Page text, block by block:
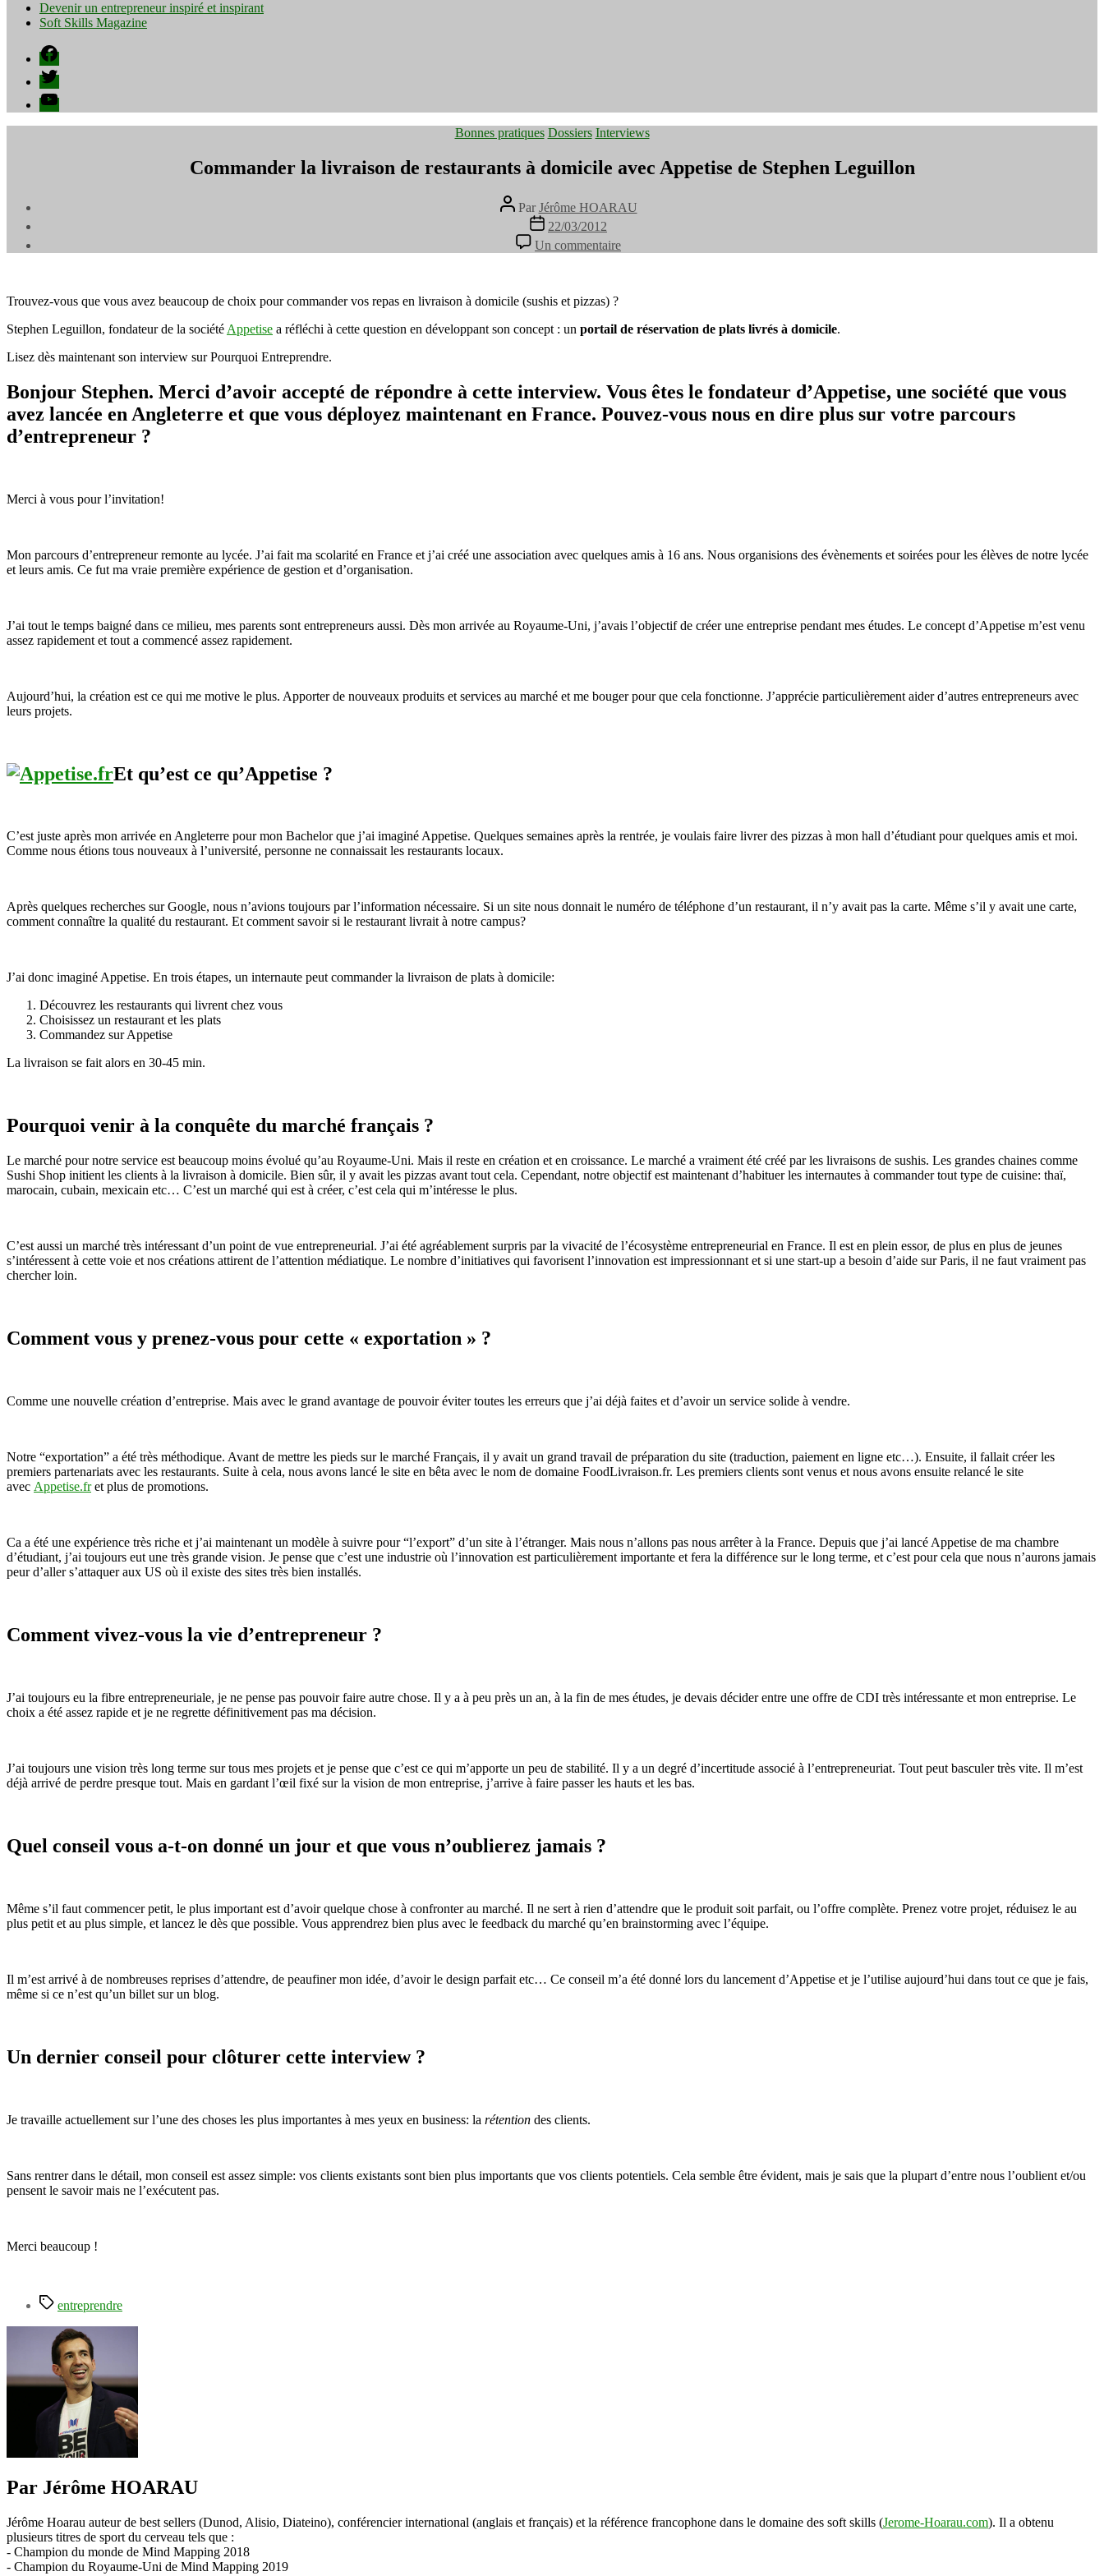
Devenir un entrepreneur inspiré et inspirant
Soft Skills Magazine
Facebook
Twitter
YouTube
Catégories
Bonnes pratiques Dossiers Interviews
Commander la livraison de restaurants à domicile avec Appetise de Stephen Leguillon
Auteur
de
l’article
Par Jérôme HOARAU
Date
de
l’article
22/03/2012
Un commentaire
Commander
à
de
Stephen
Leguillon
Trouvez-vous que vous avez beaucoup de choix pour commander vos repas en livraison à domicile (sushis et pizzas) ?
Stephen Leguillon, fondateur de la société Appetise a réfléchi à cette question en développant son concept : un portail de réservation de plats livrés à domicile.
Lisez dès maintenant son interview sur Pourquoi Entreprendre.
Bonjour Stephen. Merci d’avoir accepté de répondre à cette interview. Vous êtes le fondateur d’Appetise, une société que vous
avez lancée en Angleterre et que vous déployez maintenant en France. Pouvez-vous nous en dire plus sur votre parcours
d’entrepreneur ?
Merci à vous pour l’invitation!
Mon parcours d’entrepreneur remonte au lycée. J’ai fait ma scolarité en France et j’ai créé une association avec quelques amis à 16 ans. Nous organisions des évènements et soirées pour les élèves de notre lycée
et leurs amis. Ce fut ma vraie première expérience de gestion et d’organisation.
J’ai tout le temps baigné dans ce milieu, mes parents sont entrepreneurs aussi. Dès mon arrivée au Royaume-Uni, j’avais l’objectif de créer une entreprise pendant mes études. Le concept d’Appetise m’est venu
assez rapidement et tout a commencé assez rapidement.
Aujourd’hui, la création est ce qui me motive le plus. Apporter de nouveaux produits et services au marché et me bouger pour que cela fonctionne. J’apprécie particulièrement aider d’autres entrepreneurs avec
leurs projets.
Et qu’est ce qu’Appetise ?
C’est juste après mon arrivée en Angleterre pour mon Bachelor que j’ai imaginé Appetise. Quelques semaines après la rentrée, je voulais faire livrer des pizzas à mon hall d’étudiant pour quelques amis et moi.
Comme nous étions tous nouveaux à l’université, personne ne connaissait les restaurants locaux.
Après quelques recherches sur Google, nous n’avions toujours par l’information nécessaire. Si un site nous donnait le numéro de téléphone d’un restaurant, il n’y avait pas la carte. Même s’il y avait une carte,
comment connaître la qualité du restaurant. Et comment savoir si le restaurant livrait à notre campus?
J’ai donc imaginé Appetise. En trois étapes, un internaute peut commander la livraison de plats à domicile:
Découvrez les restaurants qui livrent chez vous
Choisissez un restaurant et les plats
Commandez sur Appetise
La livraison se fait alors en 30-45 min.
Pourquoi venir à la conquête du marché français ?
Le marché pour notre service est beaucoup moins évolué qu’au Royaume-Uni. Mais il reste en création et en croissance. Le marché a vraiment été créé par les livraisons de sushis. Les grandes chaines comme
Sushi Shop initient les clients à la livraison à domicile. Bien sûr, il y avait les pizzas avant tout cela. Cependant, notre objectif est maintenant d’habituer les internautes à commander tout type de cuisine: thaï,
marocain, cubain, mexicain etc… C’est un marché qui est à créer, c’est cela qui m’intéresse le plus.
C’est aussi un marché très intéressant d’un point de vue entrepreneurial. J’ai été agréablement surpris par la vivacité de l’écosystème entrepreneurial en France. Il est en plein essor, de plus en plus de jeunes
s’intéressent à cette voie et nos créations attirent de l’attention médiatique. Le nombre d’initiatives qui favorisent l’innovation est impressionnant et si une start-up a besoin d’aide sur Paris, il ne faut vraiment pas
chercher loin.
Comment vous y prenez-vous pour cette « exportation » ?
Comme une nouvelle création d’entreprise. Mais avec le grand avantage de pouvoir éviter toutes les erreurs que j’ai déjà faites et d’avoir un service solide à vendre.
Notre “exportation” a été très méthodique. Avant de mettre les pieds sur le marché Français, il y avait un grand travail de préparation du site (traduction, paiement en ligne etc…). Ensuite, il fallait créer les
premiers partenariats avec les restaurants. Suite à cela, nous avons lancé le site en bêta avec le nom de domaine FoodLivraison.fr. Les premiers clients sont venus et nous avons ensuite relancé le site
avec Appetise.fret plus de promotions.
Ca a été une expérience très riche et j’ai maintenant un modèle à suivre pour “l’export” d’un site à l’étranger. Mais nous n’allons pas nous arrêter à la France. Depuis que j’ai lancé Appetise de ma chambre
d’étudiant, j’ai toujours eut une très grande vision. Je pense que c’est une industrie où l’innovation est particulièrement importante et fera la différence sur le long terme, et c’est pour cela que nous n’aurons jamais
peur d’aller s’attaquer aux US où il existe des sites très bien installés.
Comment vivez-vous la vie d’entrepreneur ?
J’ai toujours eu la fibre entrepreneuriale, je ne pense pas pouvoir faire autre chose. Il y a à peu près un an, à la fin de mes études, je devais décider entre une offre de CDI très intéressante et mon entreprise. Le
choix a été assez rapide et je ne regrette définitivement pas ma décision.
J’ai toujours une vision très long terme sur tous mes projets et je pense que c’est ce qui m’apporte un peu de stabilité. Il y a un degré d’incertitude associé à l’entrepreneuriat. Tout peut basculer très vite. Il m’est
déjà arrivé de perdre presque tout. Mais en gardant l’œil fixé sur la vision de mon entreprise, j’arrive à faire passer les hauts et les bas.
Quel conseil vous a-t-on donné un jour et que vous n’oublierez jamais ?
Même s’il faut commencer petit, le plus important est d’avoir quelque chose à confronter au marché. Il ne sert à rien d’attendre que le produit soit parfait, ou l’offre complète. Prenez votre projet, réduisez le au
plus petit et au plus simple, et lancez le dès que possible. Vous apprendrez bien plus avec le feedback du marché qu’en brainstorming avec l’équipe.
Il m’est arrivé à de nombreuses reprises d’attendre, de peaufiner mon idée, d’avoir le design parfait etc… Ce conseil m’a été donné lors du lancement d’Appetise et je l’utilise aujourd’hui dans tout ce que je fais,
même si ce n’est qu’un billet sur un blog.
Un dernier conseil pour clôturer cette interview ?
Je travaille actuellement sur l’une des choses les plus importantes à mes yeux en business: la rétention des clients.
Sans rentrer dans le détail, mon conseil est assez simple: vos clients existants sont bien plus importants que vos clients potentiels. Cela semble être évident, mais je sais que la plupart d’entre nous l’oublient et/ou
pensent le savoir mais ne l’exécutent pas.
Merci beaucoup !
Étiquettes
entreprendre
Par Jérôme HOARAU
Jérôme Hoarau auteur de best sellers (Dunod, Alisio, Diateino), conférencier international (anglais et français) et la référence francophone dans le domaine des soft skills (Jerome-Hoarau.com). Il a obtenu
plusieurs titres de sport du cerveau tels que :
- Champion du monde de Mind Mapping 2018
- Champion du Royaume-Uni de Mind Mapping 2019